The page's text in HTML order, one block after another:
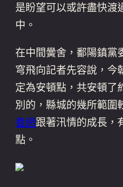
是盼望可以或許盡快渡
中。
在中間黌舍，鄱陽鎮黨
穹飛向記者先容說，今
定為安頓點，共安頓了
別的，縣城的幾所範圍
養網跟著汛情的成長，
點。